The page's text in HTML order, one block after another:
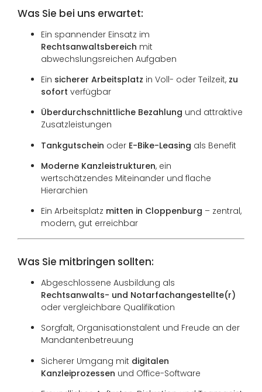
Was Sie bei uns erwartet:
Ein spannender Einsatz im
Rechtsanwaltsbereich mit
abwechslungsreichen Aufgaben
Ein sicherer Arbeitsplatz in Voll- oder Teilzeit, zu
sofort verfügbar
Überdurchschnittliche Bezahlung und attraktive
Zusatzleistungen
Tankgutschein oder E-Bike-Leasing als Benefit
Moderne Kanzleistrukturen, ein
wertschätzendes Miteinander und flache
Hierarchien
Ein Arbeitsplatz mitten in Cloppenburg – zentral,
modern, gut erreichbar
Was Sie mitbringen sollten:
Abgeschlossene Ausbildung als
Rechtsanwalts- und Notarfachangestellte(r)
oder vergleichbare Qualifikation
Sorgfalt, Organisationstalent und Freude an der
Mandantenbetreuung
Sicherer Umgang mit digitalen
Kanzleiprozessen und Office-Software